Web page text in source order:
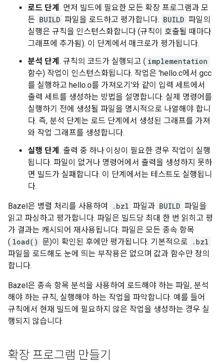
로드 단계 . 먼저 빌드에 필요한 모든 확장 프로그램과 모
든 BUILD 파일을 로드하고 평가합니다. BUILD 파일의
실행은 규칙을 인스턴스화합니다 (규칙이 호출될 때마다
그래프에 추가됨). 이 단계에서 매크로가 평가됩니다.
분석 단계 . 규칙의 코드가 실행되고 ( implementation
함수) 작업이 인스턴스화됩니다. 작업은 'hello.c에서 gcc
를 실행하고 hello.o를 가져오기'와 같이 입력 세트에서
출력 세트를 생성하는 방법을 설명합니다. 실제 명령어를
실행하기 전에 생성될 파일을 명시적으로 나열해야 합니
다. 즉, 분석 단계는 로드 단계에서 생성된 그래프를 가져
와 작업 그래프를 생성합니다.
실행 단계 . 출력 중 하나 이상이 필요한 경우 작업이 실행
됩니다. 파일이 없거나 명령어에서 출력을 생성하지 못하
면 빌드가 실패합니다. 이 단계에서는 테스트도 실행됩니
다.
Bazel은 병렬 처리를 사용하여 .bzl 파일과 BUILD 파일을
읽고 파싱하고 평가합니다. 파일은 빌드당 최대 한 번 읽히고 평
가 결과는 캐시되어 재사용됩니다. 파일은 모든 종속 항목
( load() 문)이 확인된 후에만 평가됩니다. 기본적으로
.bzl
파일을 로드해도 눈에 띄는 부작용은 없으며 값과 함수만 정의
합니다.
Bazel은 종속 항목 분석을 사용하여 로드해야 하는 파일, 분석
해야 하는 규칙, 실행해야 하는 작업을 파악합니다. 예를 들어
규칙에서 현재 빌드에 필요하지 않은 작업을 생성하는 경우 실
행되지 않습니다.
확장 프로그램 만들기